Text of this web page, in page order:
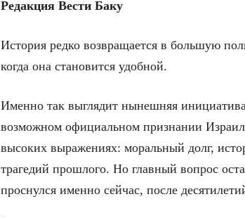
Редакция Вести Баку
История редко возвращается в большую
когда она становится удобной.
Именно так выглядит нынешняя
возможном официальном признании
высоких выражениях: моральный долг,
трагедий прошлого. Но главный вопрос
проснулся именно сейчас, после